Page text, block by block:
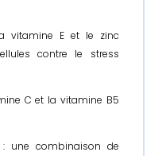
vitamine E et le zinc
contre le stress
C et la vitamine B5
: une combinaison de